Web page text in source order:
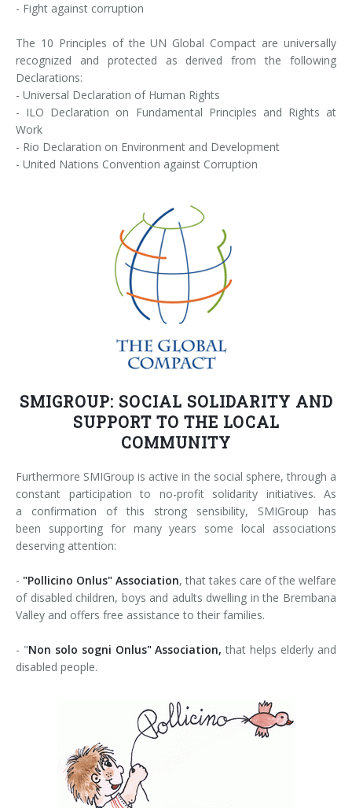
ingresso a 90°
- Fight against corruption
The 10 Principles of the UN Global Compact are universally
recognized and protected as derived from the following
Declarations:
- Universal Declaration of Human Rights
- ILO Declaration on Fundamental Principles and Rights at
Work
- Rio Declaration on Environment and Development
- United Nations Convention against Corruption
SMIGROUP: SOCIAL SOLIDARITY AND
SUPPORT TO THE LOCAL
COMMUNITY
Furthermore SMIGroup is active in the social sphere, through a
constant participation to no-profit solidarity initiatives. As
a confirmation of this strong sensibility, SMIGroup has
been supporting for many years some local associations
deserving attention:
- "Pollicino Onlus" Association, that takes care of the welfare
of disabled children, boys and adults dwelling in the Brembana
Valley and offers free assistance to their families.
- "Non solo sogni Onlus" Association,that helps elderly and
disabled people.